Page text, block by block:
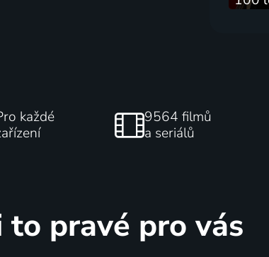
každé
9564 filmů
a seriálů
pravé pro vás